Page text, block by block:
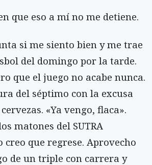
que eso a mí no me detiene.
si me siento bien y me trae
del domingo por la tarde.
que el juego no acabe nunca.
del séptimo con la excusa
«Ya vengo, flaca».
matones del SUTRA
creo que regrese. Aprovecho
de un triple con carrera y